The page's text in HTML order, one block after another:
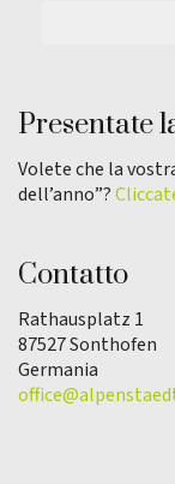
Presentate
Volete che la
dell’anno”?
Contatto
Rathausplatz 1
87527 Sonthofen
Germania